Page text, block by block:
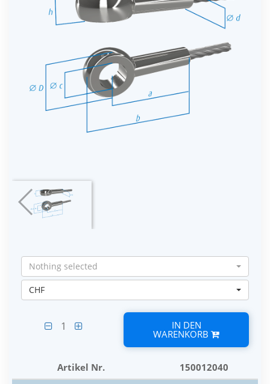
Nothing selected
CHF
1 IN DEN
WARENKORB
Artikel Nr.
150012040